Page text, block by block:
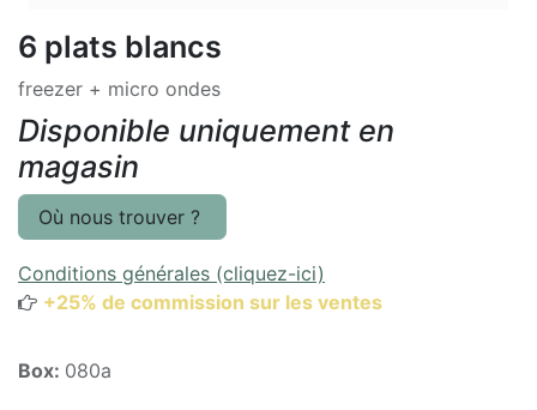
6 plats blancs
freezer + micro ondes
Disponible uniquement en
magasin
Où nous trouver ?
Conditions générales (cliquez-ici)
+25% de commission sur les ventes
Box: 080a